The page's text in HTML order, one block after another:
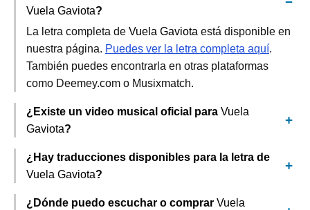
Vuela Gaviota?
La letra completa de Vuela Gaviota está disponible en
nuestra página. Puedes ver la letra completa aquí.
También puedes encontrarla en otras plataformas
como Deemey.com o Musixmatch.
¿Existe un video musical oficial para Vuela
Gaviota?
¿Hay traducciones disponibles para la letra de
Vuela Gaviota?
¿Dónde puedo escuchar o comprar Vuela